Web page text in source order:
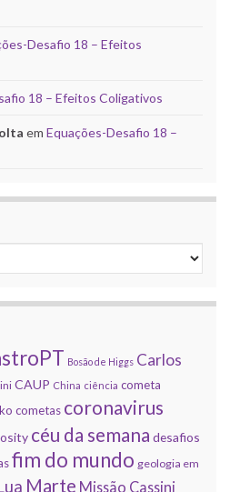
Desafio 18 – Efeitos
18 – Efeitos Coligativos
em Equações-Desafio 18 –
Bosão de Higgs Carlos
CAUP China ciência cometa
cometas coronavirus
céu da semana desafios
fim do mundo geologia em
Marte Missão Cassini